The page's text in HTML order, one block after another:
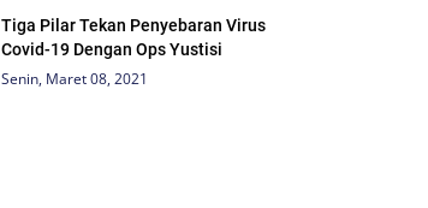
Tiga Pilar Tekan Penyebaran Virus
Covid-19 Dengan Ops Yustisi
Senin, Maret 08, 2021